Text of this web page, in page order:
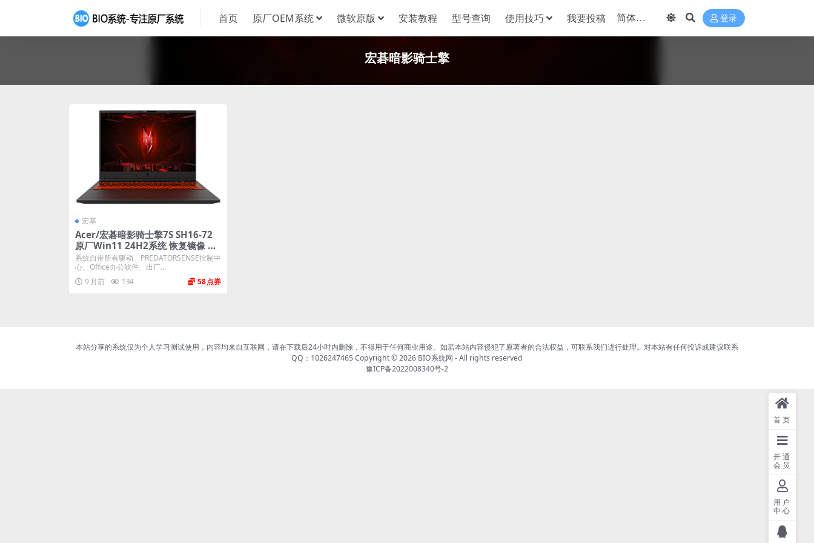
首页 原厂OEM系统 微软原版 安装教程 型号查询 使用技巧 我要投稿 登录
宏碁暗影骑士擎
宏基
Acer/宏碁暗影骑士擎7S SH16-72
原厂Win11 24H2系统 恢复镜像 带
一键恢复
系统自带所有驱动、PREDATORSENSE控制中
心、Office办公软件、出厂...
9 月前
134 58
本站分享的系统仅为个人学习测试使用，内容均来自互联网，请在下载后24小时内删除，不得用于任何商业用途。如若本站内容侵犯了原著者的合法权益，可联系我们进行处理。对本站有任何投诉或建议联系
QQ：1026247465 Copyright © 2026 BIO系统网 - All rights reserved
豫ICP备2022008340号-2
首页
开通
会员
用户
中心